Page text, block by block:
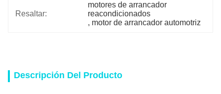
Resaltar:
motores de arrancador
reacondicionados
, motor de arrancador automotriz
Descripción Del Producto